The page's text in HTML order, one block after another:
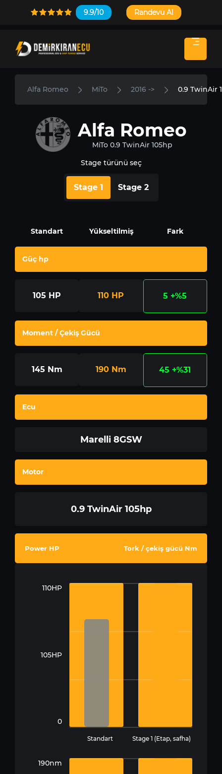
9.9/10 Randevu Al
Alfa Romeo MiTo 2016 -> 0.9 TwinAir
Alfa Romeo
MiTo 0.9 TwinAir 105hp
Stage türünü seç
Stage 1 Stage 2
Standart Yükseltilmiş Fark
Güç hp
105 HP 110 HP 5 +%5
Moment / Çekiş Gücü
145 Nm 190 Nm 45 +%31
Ecu
Marelli 8GSW
Motor
0.9 TwinAir 105hp
Power HP Tork / çekiş gücü Nm
110HP
105HP
0
Standart Stage 1 (Etap, safha)
190nm